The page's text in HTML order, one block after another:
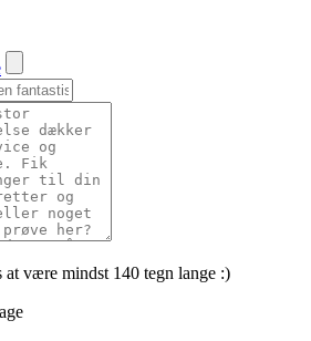
at være mindst 140 tegn lange :)